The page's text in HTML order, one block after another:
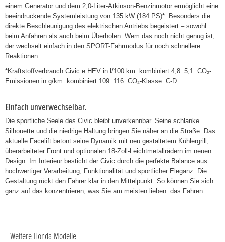
einem Generator und dem 2,0-Liter-Atkinson-Benzinmotor ermöglicht eine
beeindruckende Systemleistung von 135 kW (184 PS)*. Besonders die
direkte Beschleunigung des elektrischen Antriebs begeistert – sowohl
beim Anfahren als auch beim Überholen. Wem das noch nicht genug ist,
der wechselt einfach in den SPORT-Fahrmodus für noch schnellere
Reaktionen.
*Kraftstoffverbrauch Civic e:HEV in l/100 km: kombiniert 4,8−5,1. CO₂-
Emissionen in g/km: kombiniert 109−116. CO₂-Klasse: C-D.
Einfach unverwechselbar.
Die sportliche Seele des Civic bleibt unverkennbar. Seine schlanke
Silhouette und die niedrige Haltung bringen Sie näher an die Straße. Das
aktuelle Facelift betont seine Dynamik mit neu gestaltetem Kühlergrill,
überarbeiteter Front und optionalen 18-Zoll-Leichtmetallrädern im neuen
Design. Im Interieur besticht der Civic durch die perfekte Balance aus
hochwertiger Verarbeitung, Funktionalität und sportlicher Eleganz. Die
Gestaltung rückt den Fahrer klar in den Mittelpunkt. So können Sie sich
ganz auf das konzentrieren, was Sie am meisten lieben: das Fahren.
Weitere Honda Modelle